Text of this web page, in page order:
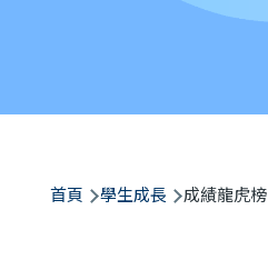
航
首頁 學生成長 成績龍虎榜